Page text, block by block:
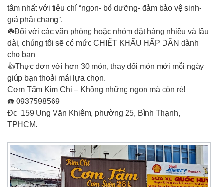
tâm nhất với tiêu chí “ngon- bổ dưỡng- đảm bảo vệ sinh-
giá phải chăng”.
☘️Đối với các văn phòng hoặc nhóm đặt hàng nhiều và lâu
dài, chúng tôi sẽ có mức CHIẾT KHẤU HẤP DẪN dành
cho bạn.
👍Thực đơn với hơn 30 món, thay đổi món mới mỗi ngày
giúp bạn thoải mái lựa chọn.
Cơm Tấm Kim Chi – Không những ngon mà còn rẻ!
☎️ 0937598569
Đc: 159 Ung Văn Khiêm, phường 25, Bình Thạnh,
TPHCM.